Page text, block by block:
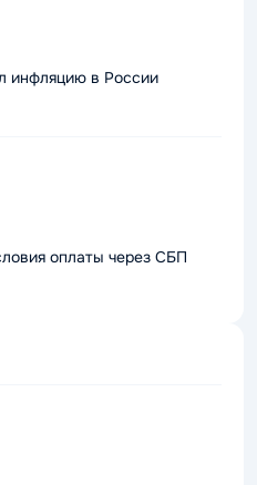
инфляцию в России
оплаты через СБП